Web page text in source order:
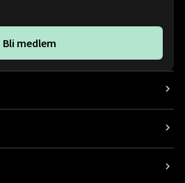
Bli medlem